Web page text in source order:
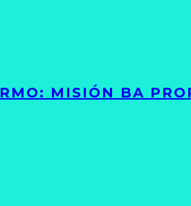
MISIÓN BA